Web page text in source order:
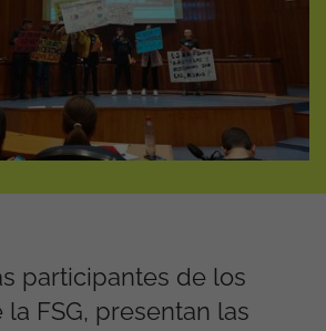
participantes de los
FSG, presentan las